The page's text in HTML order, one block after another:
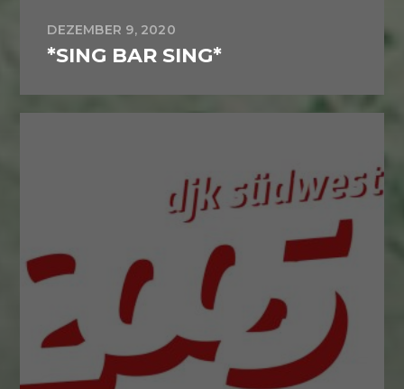
DEZEMBER 9, 2020
*SING BAR SING*